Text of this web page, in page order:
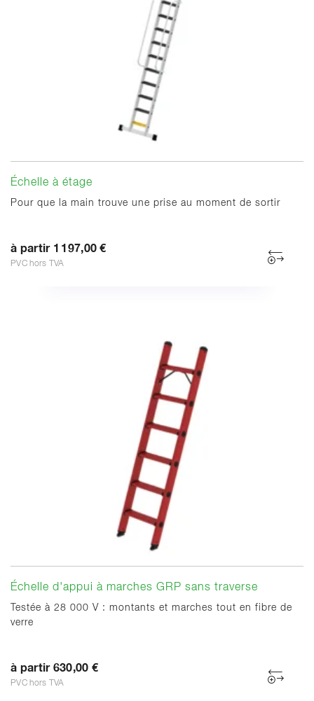
Échelle à étage
Pour que la main trouve une prise au moment de sortir
à partir 1 197,00 €
PVC hors TVA
Échelle d'appui à marches GRP sans traverse
Testée à 28 000 V : montants et marches tout en fibre de
verre
à partir 630,00 €
PVC hors TVA